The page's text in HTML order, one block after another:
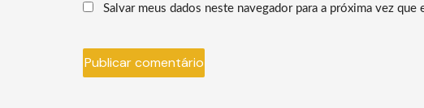
Salvar meus dados neste navegador para a próxima vez que